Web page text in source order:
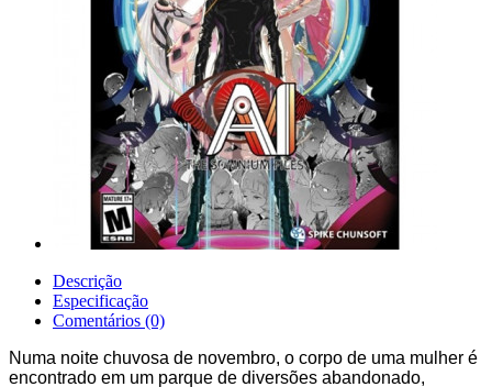
Descrição
Especificação
Comentários (0)
Numa noite chuvosa de novembro, o corpo de uma mulher é
encontrado em um parque de diversões abandonado,